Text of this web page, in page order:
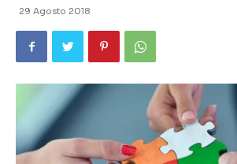
29 Agosto 2018